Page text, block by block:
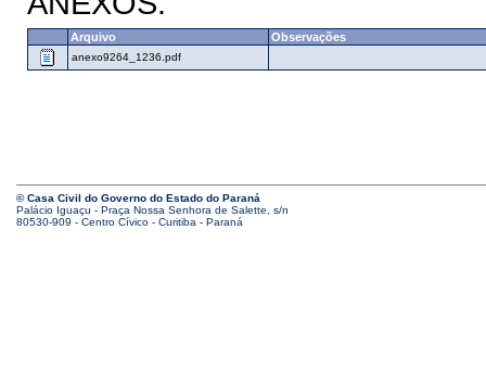
Arquivo Observações
anexo9264_1236.pdf
© Casa Civil do Governo do Estado do Paraná
Palácio Iguaçu - Praça Nossa Senhora de Salette, s/n
80530-909 - Centro Cívico - Curitiba - Paraná